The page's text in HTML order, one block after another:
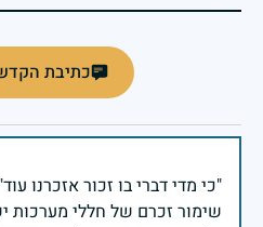
כתיבת
שימור זכרם של חללי מערכות